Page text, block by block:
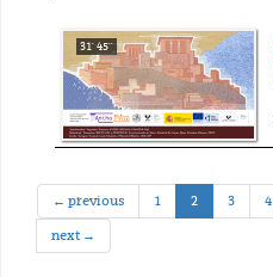
31' 45''
← previous 1 2(current)
3 4
next →